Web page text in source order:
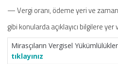
— Vergi oranı, ödeme yeri ve
gibi konularda açıklayıcı bilgilere
Mirasçıların Vergisel
tıklayınız